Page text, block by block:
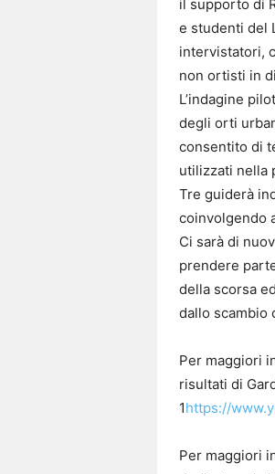
il supporto di
e studenti del
intervistatori,
non ortisti in
L’indagine
degli orti
consentito di
utilizzati nella
Tre guiderà
coinvolgendo
Ci sarà di
prendere
della scorsa
dallo scambio
Per maggiori
risultati di
1https://
Per maggiori